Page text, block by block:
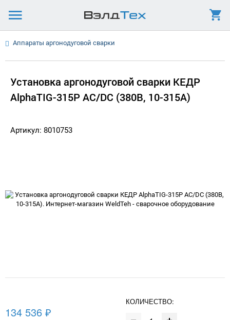
Аппараты аргонодуговой сварки
Установка аргонодуговой сварки КЕДР
AlphaTIG-315P AC/DC (380В, 10-315А)
Артикул: 8010753
134 536 ₽
КОЛИЧЕСТВО: